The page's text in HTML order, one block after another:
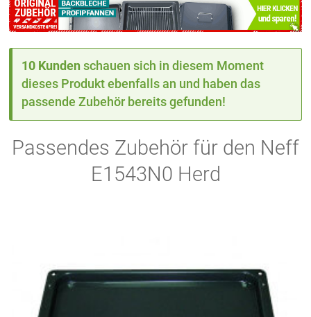
10 Kunden schauen sich in diesem Moment
dieses Produkt ebenfalls an und haben das
passende Zubehör bereits gefunden!
Passendes Zubehör für den Neff
E1543N0 Herd